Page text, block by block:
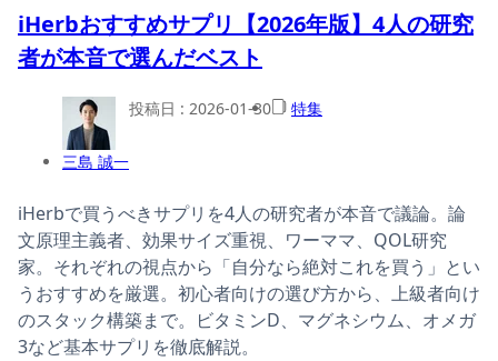
iHerbおすすめサプリ【2026年版】4人の研究
者が本音で選んだベスト
三島 誠一
投稿日 : 2026-01-30 特集
iHerbで買うべきサプリを4人の研究者が本音で議論。論
文原理主義者、効果サイズ重視、ワーママ、QOL研究
家。それぞれの視点から「自分なら絶対これを買う」とい
うおすすめを厳選。初心者向けの選び方から、上級者向け
のスタック構築まで。ビタミンD、マグネシウム、オメガ
3など基本サプリを徹底解説。